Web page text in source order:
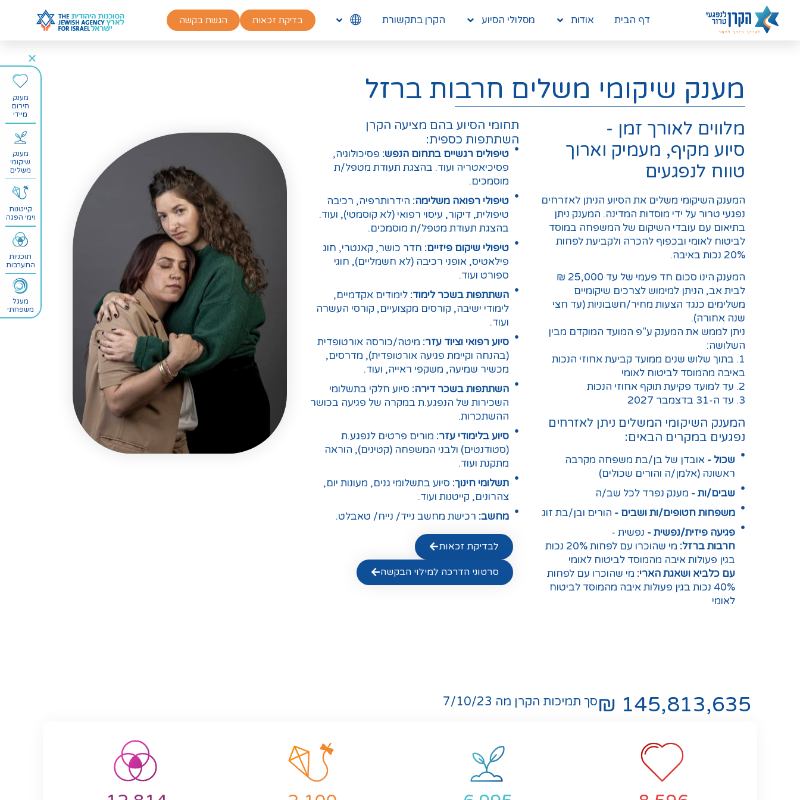
דף הבית אודות מסלולי הסיוע הקרן בתקשורת בדיקת זכאות הגשת בקשה
מענק שיקומי משלים חרבות ברזל
מלווים לאורך זמן -
סיוע מקיף, מעמיק וארוך
טווח לנפגעים
המענק השיקומי משלים את הסיוע הניתן לאזרחים
נפגעי טרור על ידי מוסדות המדינה. המענק ניתן
בתיאום עם עובדי השיקום של המשפחה במוסד
לביטוח לאומי ובכפוף להכרה ולקביעת לפחות
20% נכות באיבה.
המענק הינו סכום חד פעמי של עד 25,000 ₪
לבית אב, הניתן למימוש לצרכים שיקומיים
משלימים כנגד הצעות מחיר/חשבוניות (עד חצי
שנה אחורה).
ניתן לממש את המענק ע"פ המועד המוקדם מבין
השלושה:
1. בתוך שלוש שנים ממועד קביעת אחוזי הנכות
באיבה מהמוסד לביטוח לאומי
2. עד למועד פקיעת תוקף אחוזי הנכות
3. עד ה-31 בדצמבר 2027
המענק השיקומי המשלים ניתן לאזרחים
נפגעים במקרים הבאים:
שכול - אובדן של בן/בת משפחה מקרבה
ראשונה (אלמן/ה והורים שכולים)
שבים/ות - מענק נפרד לכל שב/ה
משפחות חטופים/ות ושבים - הורים ובן/בת זוג
פגיעה פיזית/נפשית - נפשית -
חרבות ברזל:
מי שהוכרו עם לפחות 20% נכות
בגין פעולות איבה מהמוסד לביטוח לאומי
עם כלביא ושאגת הארי: מי שהוכרו עם לפחות
40% נכות בגין פעולות איבה מהמוסד לביטוח
לאומי
תחומי הסיוע בהם מציעה הקרן
השתתפות כספית:
טיפולים רגשיים בתחום הנפש: פסיכולוגיה,
פסיכיאטריה ועוד. בהצגת תעודת מטפל/ת
מוסמכים.
טיפולי רפואה משלימה: הידרותרפיה, רכיבה
טיפולית, דיקור, עיסוי רפואי (לא קוסמטי), ועוד.
בהצגת תעודת מטפל/ת מוסמכים.
טיפולי שיקום פיזיים: חדר כושר, קאנטרי, חוג
פילאטיס, אופני רכיבה (לא חשמליים), חוגי
ספורט ועוד.
השתתפות בשכר לימוד: לימודים אקדמיים,
לימודי ישיבה, קורסים מקצועיים, קורסי העשרה
ועוד.
סיוע רפואי וציוד עזר: מיטה/כורסה אורטופדית
(בהנחה וקיימת פגיעה אורטופדית), מדרסים,
מכשיר שמיעה, משקפי ראייה, ועוד.
השתתפות בשכר דירה: סיוע חלקי בתשלומי
השכירות של הנפגע.ת במקרה של פגיעה בכושר
ההשתכרות.
סיוע בלימודי עזר: מורים פרטים לנפגע.ת
(סטודנטים) ולבני המשפחה (קטינים), הוראה
מתקנת ועוד.
תשלומי חינוך: סיוע בתשלומי גנים, מעונות יום,
צהרונים, קייטנות ועוד.
מחשב: רכישת מחשב נייד/ נייח/ טאבלט.
לבדיקת זכאות
סרטוני הדרכה למילוי הבקשה
145,813,635 סך תמיכות הקרן מה 7/10/23
מענק
חירום
מיידי
מענק
שיקומי
משלים
קייטנות
וימי הפגה
תוכניות
התערבות
מעגל
משפחתי